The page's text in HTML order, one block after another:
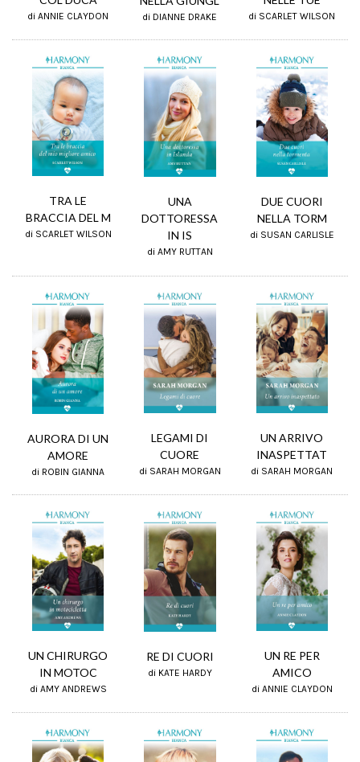
di ANNIE CLAYDON di DIANNE DRAKE di SCARLET WILSON
TRA LE
BRACCIA DEL M
di SCARLET WILSON
UNA
DOTTORESSA
IN IS
di AMY RUTTAN
DUE CUORI
NELLA TORM
di SUSAN CARLISLE
AURORA DI UN
AMORE
di ROBIN GIANNA
LEGAMI DI
CUORE
di SARAH MORGAN
UN ARRIVO
INASPETTAT
di SARAH MORGAN
UN CHIRURGO
IN MOTOC
di AMY ANDREWS
RE DI CUORI
di KATE HARDY
UN RE PER
AMICO
di ANNIE CLAYDON